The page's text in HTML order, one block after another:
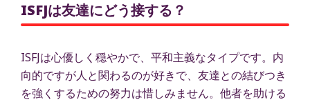
ISFJは友達にどう接する？
ISFJは心優しく穏やかで、平和主義なタイプです。内
向的ですが人と関わるのが好きで、友達との結びつき
を強くするための努力は惜しみません。他者を助ける